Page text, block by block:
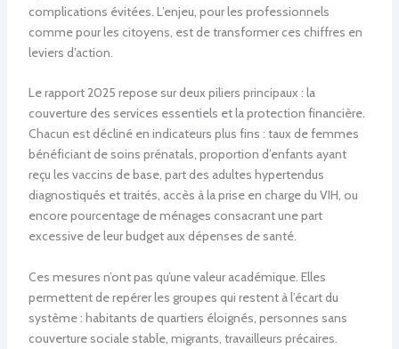
complications évitées. L’enjeu, pour les professionnels
comme pour les citoyens, est de transformer ces chiffres en
leviers d’action.
Le rapport 2025 repose sur deux piliers principaux : la
couverture des services essentiels et la protection financière.
Chacun est décliné en indicateurs plus fins : taux de femmes
bénéficiant de soins prénatals, proportion d’enfants ayant
reçu les vaccins de base, part des adultes hypertendus
diagnostiqués et traités, accès à la prise en charge du VIH, ou
encore pourcentage de ménages consacrant une part
excessive de leur budget aux dépenses de santé.
Ces mesures n’ont pas qu’une valeur académique. Elles
permettent de repérer les groupes qui restent à l’écart du
système : habitants de quartiers éloignés, personnes sans
couverture sociale stable, migrants, travailleurs précaires.